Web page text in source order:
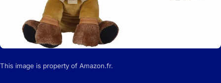
This image is property of Amazon.fr.